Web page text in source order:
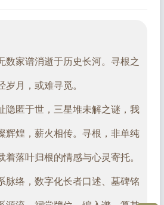
数家谱消逝于历史长河。寻根之
月，或难寻觅。
隐匿于世，三星堆未解之谜，我
辉煌，薪火相传。寻根，非单纯
着落叶归根的情感与心灵寄托。
脉络，数字化长者口述、墓碑铭